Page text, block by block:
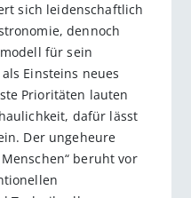
sich leidenschaftlich
dennoch
für sein
Einsteins neues
Prioritäten lauten
dafür lässt
Der ungeheure
beruht vor